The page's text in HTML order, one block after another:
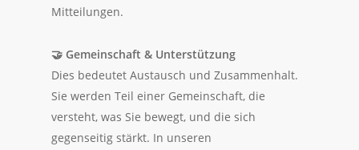
Mitteilungen.
🤝 Gemeinschaft & Unterstützung
Dies bedeutet Austausch und Zusammenhalt.
Sie werden Teil einer Gemeinschaft, die
versteht, was Sie bewegt, und die sich
gegenseitig stärkt. In unseren